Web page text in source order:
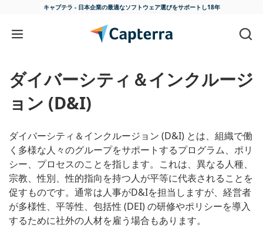
キャプテラ - 日本企業の最適なソフトウェア選びをサポートし18年
コンテンツに移動
ダイバーシティ＆インクルージ
ョン (D&I)
ダイバーシティ＆インクルージョン (D&I) とは、組織で働
く多様な人々のグループをサポートするプログラム、ポリ
シー、プロセスのことを指します。これは、異なる人種、
宗教、性別、性的指向を持つ人が平等に代表されることを
促すものです。通常は人事がD&Iを担当しますが、経営者
が多様性、平等性、包括性 (DEI) の研修やポリシーを導入
するために社外の人材を雇う場合もあります。